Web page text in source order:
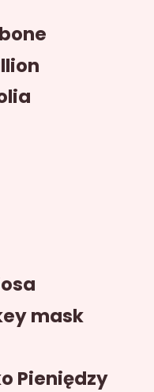
mask
Pieniędzy